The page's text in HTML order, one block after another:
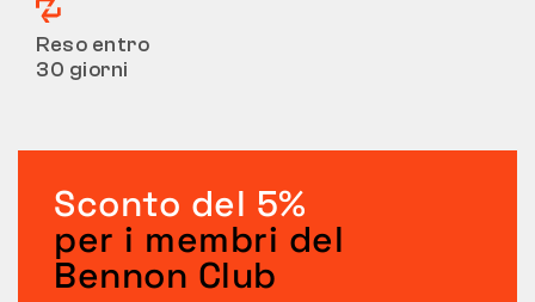
Reso entro
30 giorni
Sconto del 5%
per i membri del
Bennon Club